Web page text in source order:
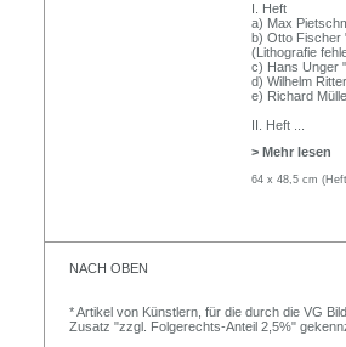
I. Heft
a) Max
b) Otto Fischer
(Lithografie
c) Hans Unger
d) Wilhelm
e) Richard
II. Heft
> Mehr lesen
64 x 48,5 cm
NACH OBEN
* Artikel von Künstlern, für die durch die VG
Zusatz "zzgl. Folgerechts-Anteil 2,5%"